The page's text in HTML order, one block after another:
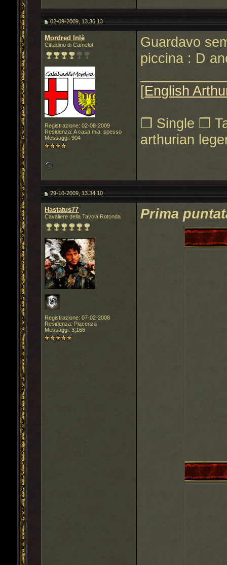
02-09-2009, 13.36.13
Mordred Inlè
Cittadino di Camelot
Registrazione: 02-08-2009
Residenza: A casa mia, spesso
Messaggi: 904
Guardavo
piccina : D
[English
❒ Single ❒
arthurian
29-10-2009, 13.34.10
Hastatus77
Cavaliere della Tavola Rotonda
Registrazione: 07-02-2008
Residenza: Piacenza
Messaggi: 3,166
Prima